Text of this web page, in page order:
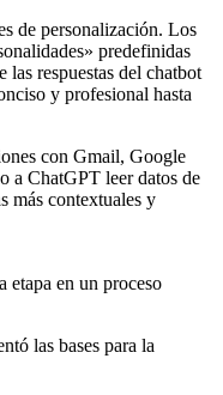
de personalización. Los
predefinidas
respuestas del chatbot
y profesional hasta
con Gmail, Google
a ChatGPT leer datos de
más contextuales y
etapa en un proceso
las bases para la